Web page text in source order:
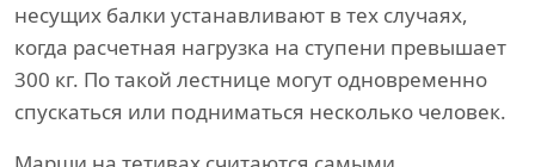
несущих балки устанавливают в тех случаях,
когда расчетная нагрузка на ступени превышает
300 кг. По такой лестнице могут одновременно
спускаться или подниматься несколько человек.